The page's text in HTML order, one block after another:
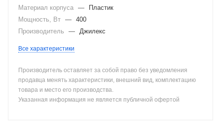
Материал корпуса —
Пластик
Мощность, Вт — 400
Производитель
— Джилекс
Все характеристики
Производитель оставляет за собой право без уведомления
продавца менять характеристики, внешний вид, комплектацию
товара и место его производства.
Указанная информация не является публичной офертой